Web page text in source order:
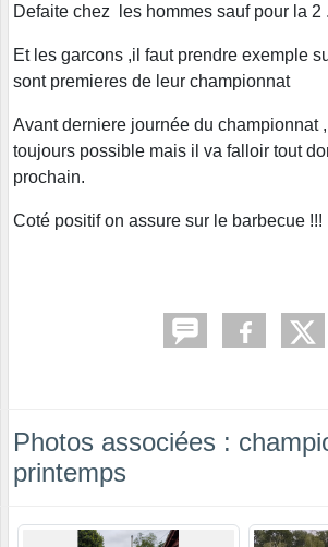
Defaite chez les hommes sauf pour la 2 .
Et les garcons ,il faut prendre exemple
sont premieres de leur championnat
Avant derniere journée du championnat
toujours possible mais il va falloir tout
prochain.
Coté positif on assure sur le barbecue !!!
Photos associées :
printemps